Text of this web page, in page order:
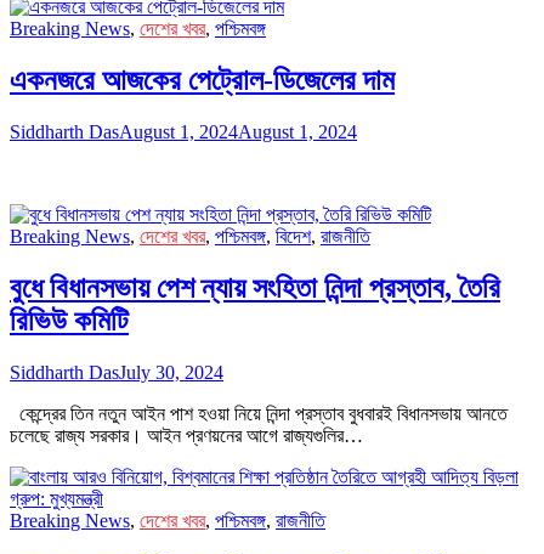
Breaking News, দেশের খবর, পশ্চিমবঙ্গ
একনজরে আজকের পেট্রোল-ডিজেলের দাম
Siddharth DasAugust 1, 2024August 1, 2024
Breaking News, দেশের খবর, পশ্চিমবঙ্গ, বিদেশ, রাজনীতি
বুধে বিধানসভায় পেশ ন্যায় সংহিতা নিন্দা প্রস্তাব, তৈরি
রিভিউ কমিটি
Siddharth DasJuly 30, 2024
কেন্দ্রের তিন নতুন আইন পাশ হওয়া নিয়ে নিন্দা প্রস্তাব বুধবারই বিধানসভায় আনতে
চলেছে রাজ্য সরকার। আইন প্রণয়নের আগে রাজ্যগুলির…
Breaking News, দেশের খবর, পশ্চিমবঙ্গ, রাজনীতি